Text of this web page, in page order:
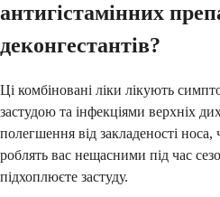
антигістамінних
деконгестантів?
Ці комбіновані ліки лікують
застудою та інфекціями верхніх
полегшення від закладеності носа,
роблять вас нещасними під час
підхоплюєте застуду.